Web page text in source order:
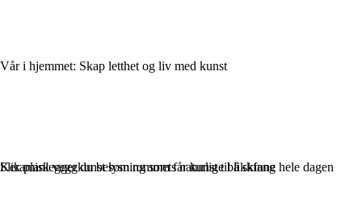
Vår i hjemmet: Skap letthet og liv med kunst
Slik planlegger du belysning som får kunst til å skinne hele dagen
Keramisk veggkunst som rommets naturlige blikkfang